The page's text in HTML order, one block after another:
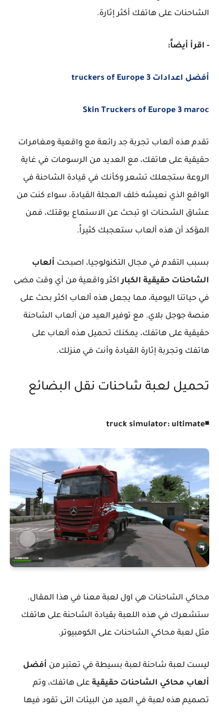
الشاحنات على هاتفك أكثر إثارة.
- اقرأ أيضاً:
أفضل اعدادات truckers of Europe 3
Skin Truckers of Europe 3 maroc
تقدم هذه ألعاب تجربة جد رائعة مع واقعية ومغامرات
حقيقية على هاتفك، مع العديد من الرسومات في غاية
الروعة ستجعلك تشعر وكأنك في قيادة الشاحنة في
الواقع الذي نعيشه خلف العجلة القيادة، سواء كنت من
عشاق الشحنات او تبحث عن الاستماع بوقتك، فمن
المؤكد أن هذه ألعاب ستعجبك كثيراً.
بسبب التقدم في مجال التكنولوجيا، اصبحت ألعاب
الشاحنات حقيقية الكباراكثر واقعية من أي وقت مضى
في حياتنا اليومية، مما يجعل هذه ألعاب اكثر بحث على
منصة جوجل بلاي. مع توفير العيد من ألعاب الشاحنة
حقيقية على هاتفك، يمكنك تحميل هذه ألعاب على
هاتفك وتجربة إثارة القيادة وأنت في منزلك.
تحميل لعبة شاحنات نقل البضائع
◾
truck simulator: ultimate
محاكي الشاحنات هي اول لعبة معنا في هذا المقال.
ستشعرك في هذه اللعبة بقيادة الشاحنة على هاتفك
مثل لعبة محاكي الشاحنات على الكومبيوتر.
ليست لعبة شاحنة لعبة بسيطة في تعتبر من أفضل
ألعاب محاكي الشاحنات حقيقية على هاتفك، وتم
تصميم هذه لعبة في العيد من البيئات التى تقود فيها